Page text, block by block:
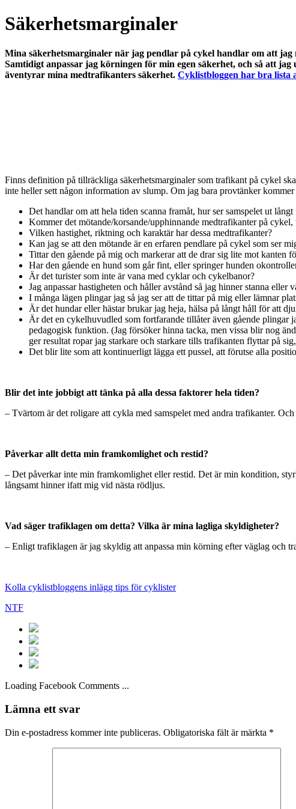
Säkerhetsmarginaler
Mina säkerhetsmarginaler när jag pendlar på cykel handlar om att
Samtidigt anpassar jag körningen för min egen säkerhet, och så att
äventyrar mina medtrafikanters säkerhet. Cyklistbloggen har bra lista
Finns definition på tillräckliga säkerhetsmarginaler som trafikant på cykel
inte heller sett någon information av slump. Om jag bara provtänker kommer
Det handlar om att hela tiden scanna framåt, hur ser samspelet ut
Kommer det mötande/korsande/upphinnande medtrafikanter på
Vilken hastighet, riktning och karaktär har dessa medtrafikanter?
Kan jag se att den mötande är en erfaren pendlare på cykel som ser
Tittar den gående på mig och markerar att de drar sig lite mot kanten
Har den gående en hund som går fint, eller springer hunden
Är det turister som inte är vana med cyklar och cykelbanor?
Jag anpassar hastigheten och håller avstånd så jag hinner stanna eller
I många lägen plingar jag så jag ser att de tittar på mig eller lämnar
Är det hundar eller hästar brukar jag heja, hälsa på långt håll för att
Är det en cykelhuvudled som fortfarande tillåter även gående
pedagogisk funktion. (Jag försöker hinna tacka, men vissa blir nog
ger resultat ropar jag starkare och starkare tills trafikanten flyttar på
Det blir lite som att kontinuerligt lägga ett pussel, att förutse alla
Blir det inte jobbigt att tänka på alla dessa faktorer hela tiden?
– Tvärtom är det roligare att cykla med samspelet med andra trafikanter.
Påverkar allt detta min framkomlighet och restid?
– Det påverkar inte min framkomlighet eller restid. Det är min kondition,
långsamt hinner ifatt mig vid nästa rödljus.
Vad säger trafiklagen om detta? Vilka är mina lagliga skyldigheter?
– Enligt trafiklagen är jag skyldig att anpassa min körning efter väglag och
Kolla cyklistbloggens inlägg tips för cyklister
NTF
Loading Facebook Comments ...
Lämna ett svar
Din e-postadress kommer inte publiceras. Obligatoriska fält är märkta *